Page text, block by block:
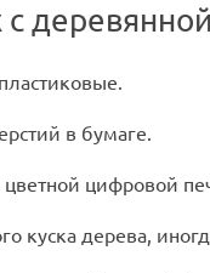
в бумаге.
цифровой
куска дерева,